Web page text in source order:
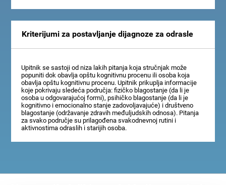
Kriterijumi za postavljanje dijagnoze za odrasle
Upitnik se sastoji od niza lakih pitanja koja stručnjak može
popuniti dok obavlja opštu kognitivnu procenu ili osoba koja
obavlja opštu kognitivnu procenu. Upitnik prikuplja informacije
koje pokrivaju sledeća područja: fizičko blagostanje (da li je
osoba u odgovarajućoj formi), psihičko blagostanje (da li je
kognitivno i emocionalno stanje zadovoljavajuće) i društveno
blagostanje (održavanje zdravih međuljudskih odnosa). Pitanja
za svako područje su prilagođena svakodnevnoj rutini i
aktivnostima odraslih i starijih osoba.